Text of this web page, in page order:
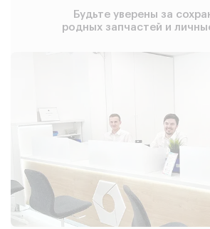
Будьте уверены за
родных запчастей и